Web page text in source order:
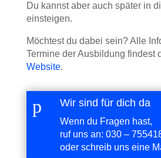
Du kannst aber auch später in
einsteigen.
Möchtest du dabei sein? Alle
Termine der Ausbildung findest
Website.
p Wir sind für dich da
Wenn du Fragen hast,
ruf uns an: 030 –
oder schreib uns eine